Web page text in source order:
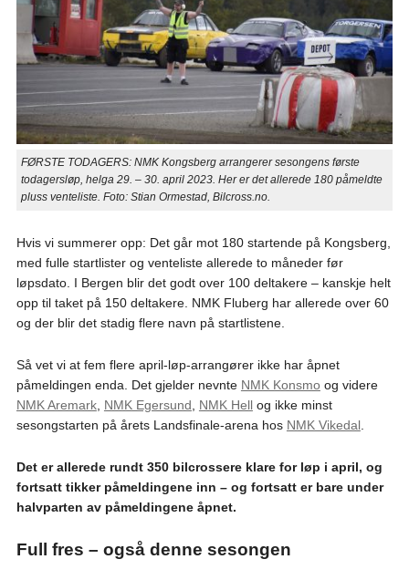
FØRSTE TODAGERS: NMK Kongsberg arrangerer sesongens første
todagersløp, helga 29. – 30. april 2023. Her er det allerede 180 påmeldte
pluss venteliste. Foto: Stian Ormestad, Bilcross.no.
Hvis vi summerer opp: Det går mot 180 startende på Kongsberg,
med fulle startlister og venteliste allerede to måneder før
løpsdato. I Bergen blir det godt over 100 deltakere – kanskje helt
opp til taket på 150 deltakere. NMK Fluberg har allerede over 60
og der blir det stadig flere navn på startlistene.
Så vet vi at fem flere april-løp-arrangører ikke har åpnet
påmeldingen enda. Det gjelder nevnte NMK Konsmoog videre
NMK Aremark, NMK Egersund NMK Hellog ikke minst
sesongstarten på årets Landsfinale-arena hos NMK Vikedal.
Det er allerede rundt 350 bilcrossere klare for løp i april, og
fortsatt tikker påmeldingene inn – og fortsatt er bare under
halvparten av påmeldingene åpnet.
Full fres – også denne sesongen